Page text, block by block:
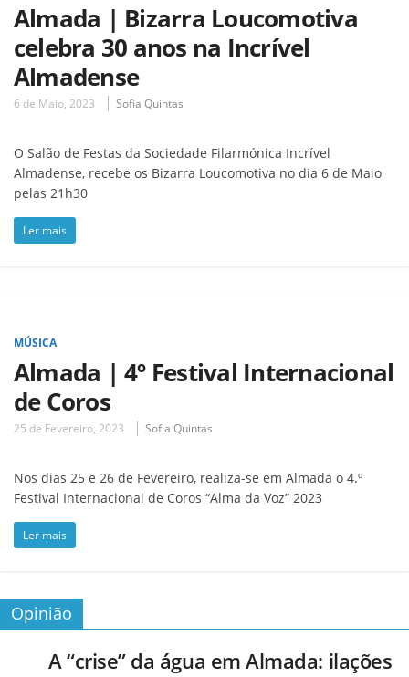
Almada | Bizarra Loucomotiva
celebra 30 anos na Incrível
Almadense
6 de Maio, 2023 Sofia Quintas
O Salão de Festas da Sociedade Filarmónica Incrível
Almadense, recebe os Bizarra Loucomotiva no dia 6 de Maio
pelas 21h30
Ler mais
MÚSICA
Almada | 4º Festival Internacional
de Coros
25 de Fevereiro, 2023 Sofia Quintas
Nos dias 25 e 26 de Fevereiro, realiza-se em Almada o 4.º
Festival Internacional de Coros “Alma da Voz” 2023
Ler mais
Opinião
A “crise” da água em Almada: ilações